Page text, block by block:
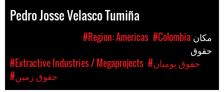
Pedro Josse Velasco Tumiña
#Region: Americas #Colombia
#Extractive Industries / Megaprojects
#حقوق بومیان
#حقوق زمین